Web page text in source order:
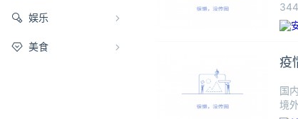
娱乐
美食
疫
国
境